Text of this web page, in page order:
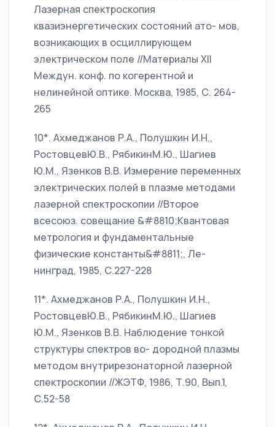
Лазерная спектроскопия
квазиэнергетических состояний ато- мов,
возникающих в осциллирующем
электрическом поле //Материалы XII
Междун. конф. по когерентной и
нелинейной оптике. Москва, 1985, С. 264-
265
10*. Ахмеджанов Р.А., Полушкин И.Н.,
РостовцевЮ.В., РябикинМ.Ю., Шагиев
Ю.М., Язенков В.В. Измерение переменных
электрических полей в плазме методами
лазерной спектроскопии //Второе
всесоюз. совещание &#8810;Квантовая
метрология и фундаментальные
физические константы&#8811;, Ле-
нинград, 1985, С.227-228
11*. Ахмеджанов Р.А., Полушкин И.Н.,
РостовцевЮ.В., РябикинМ.Ю., Шагиев
Ю.М., Язенков В.В. Наблюдение тонкой
структуры спектров во- дородной плазмы
методом внутрирезонаторной лазерной
спектроскопии //ЖЭТФ, 1986, Т.90, Вып.1,
С.52-58